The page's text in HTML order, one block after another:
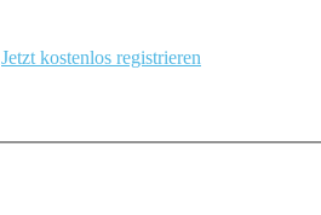
Jetzt kostenlos registrieren